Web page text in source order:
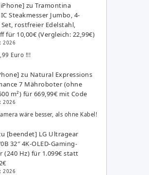
zuTramontina
Steakmesser Jumbo, 4-
rostfreier Edelstahl,
für 10,00€ (Vergleich: 22,99€)
2026
Euro !!!
zu Natural Expressions
7 Mähroboter (ohne
m²) für 669,99€ mit Code
2026
wäre besser, als ohne Kabel!
[beendet] LG Ultragear
32″ 4K-OLED-Gaming-
(240 Hz) für 1.099€ statt
2026